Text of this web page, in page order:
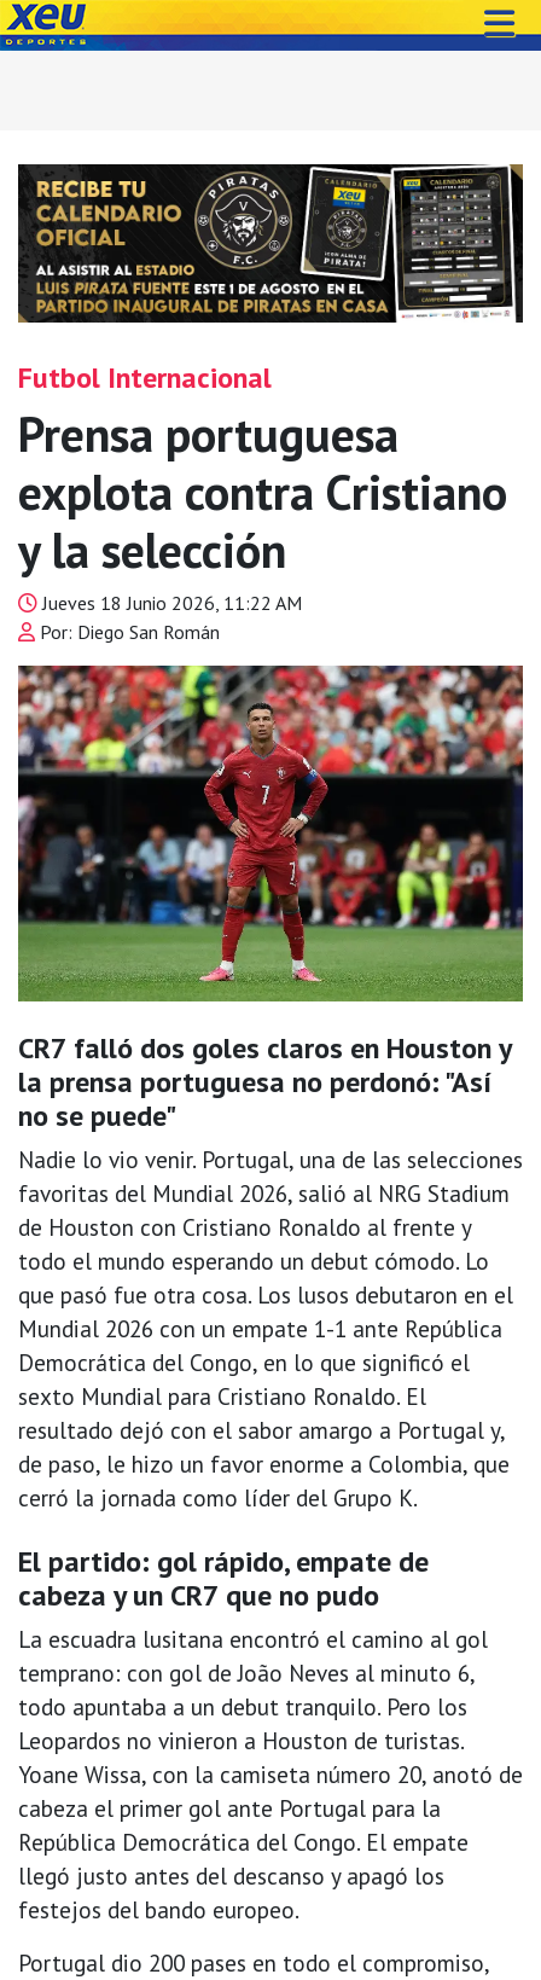
Futbol Internacional
Prensa portuguesa
explota contra Cristiano
y la selección
Jueves 18 Junio 2026, 11:22 AM
Por: Diego San Román
CR7 falló dos goles claros en Houston y
la prensa portuguesa no perdonó: "Así
no se puede"
Nadie lo vio venir. Portugal, una de las selecciones
favoritas del Mundial 2026, salió al NRG Stadium
de Houston con Cristiano Ronaldo al frente y
todo el mundo esperando un debut cómodo. Lo
que pasó fue otra cosa. Los lusos debutaron en el
Mundial 2026 con un empate 1-1 ante República
Democrática del Congo, en lo que significó el
sexto Mundial para Cristiano Ronaldo. El
resultado dejó con el sabor amargo a Portugal y,
de paso, le hizo un favor enorme a Colombia, que
cerró la jornada como líder del Grupo K.
El partido: gol rápido, empate de
cabeza y un CR7 que no pudo
La escuadra lusitana encontró el camino al gol
temprano: con gol de João Neves al minuto 6,
todo apuntaba a un debut tranquilo. Pero los
Leopardos no vinieron a Houston de turistas.
Yoane Wissa, con la camiseta número 20, anotó de
cabeza el primer gol ante Portugal para la
República Democrática del Congo. El empate
llegó justo antes del descanso y apagó los
festejos del bando europeo.
Portugal dio 200 pases en todo el compromiso,